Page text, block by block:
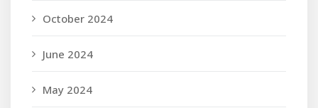
October 2024
June 2024
May 2024